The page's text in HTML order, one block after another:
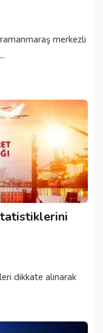
merkezli
dikkate alınarak